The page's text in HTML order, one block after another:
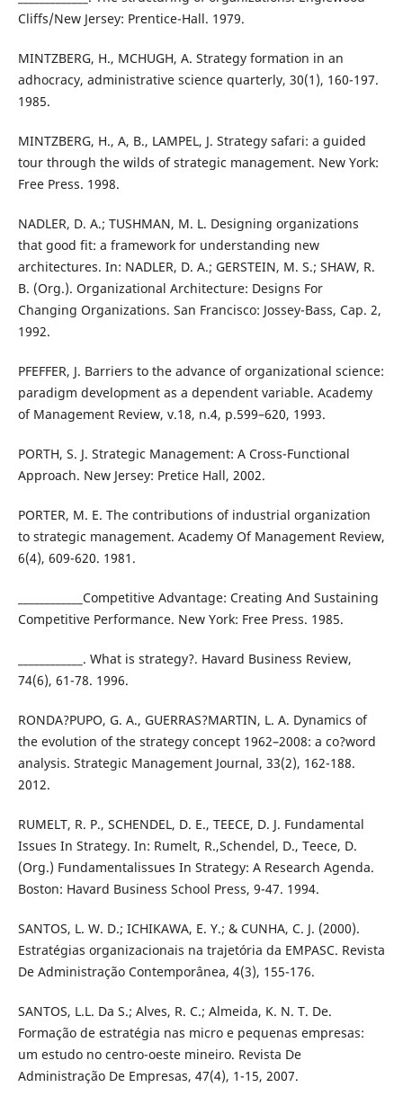
Cliffs/New Jersey: Prentice-Hall. 1979.
MINTZBERG, H., MCHUGH, A. Strategy formation in an
adhocracy, administrative science quarterly, 30(1), 160-197.
1985.
MINTZBERG, H., A, B., LAMPEL, J. Strategy safari: a guided
tour through the wilds of strategic management. New York:
Free Press. 1998.
NADLER, D. A.; TUSHMAN, M. L. Designing organizations
that good fit: a framework for understanding new
architectures. In: NADLER, D. A.; GERSTEIN, M. S.; SHAW, R.
B. (Org.). Organizational Architecture: Designs For
Changing Organizations. San Francisco: Jossey-Bass, Cap. 2,
1992.
PFEFFER, J. Barriers to the advance of organizational science:
paradigm development as a dependent variable. Academy
of Management Review, v.18, n.4, p.599–620, 1993.
PORTH, S. J. Strategic Management: A Cross-Functional
Approach. New Jersey: Pretice Hall, 2002.
PORTER, M. E. The contributions of industrial organization
to strategic management. Academy Of Management Review,
6(4), 609-620. 1981.
____________Competitive Advantage: Creating And Sustaining
Competitive Performance. New York: Free Press. 1985.
____________. What is strategy?. Havard Business Review,
74(6), 61-78. 1996.
RONDA?PUPO, G. A., GUERRAS?MARTIN, L. A. Dynamics of
the evolution of the strategy concept 1962–2008: a co?word
analysis. Strategic Management Journal, 33(2), 162-188.
2012.
RUMELT, R. P., SCHENDEL, D. E., TEECE, D. J. Fundamental
Issues In Strategy. In: Rumelt, R.,Schendel, D., Teece, D.
(Org.) Fundamentalissues In Strategy: A Research Agenda.
Boston: Havard Business School Press, 9-47. 1994.
SANTOS, L. W. D.; ICHIKAWA, E. Y.; & CUNHA, C. J. (2000).
Estratégias organizacionais na trajetória da EMPASC. Revista
De Administração Contemporânea, 4(3), 155-176.
SANTOS, L.L. Da S.; Alves, R. C.; Almeida, K. N. T. De.
Formação de estratégia nas micro e pequenas empresas:
um estudo no centro-oeste mineiro. Revista De
Administração De Empresas, 47(4), 1-15, 2007.